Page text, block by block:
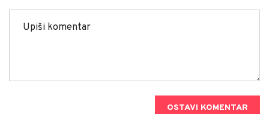
OSTAVI KOMENTAR